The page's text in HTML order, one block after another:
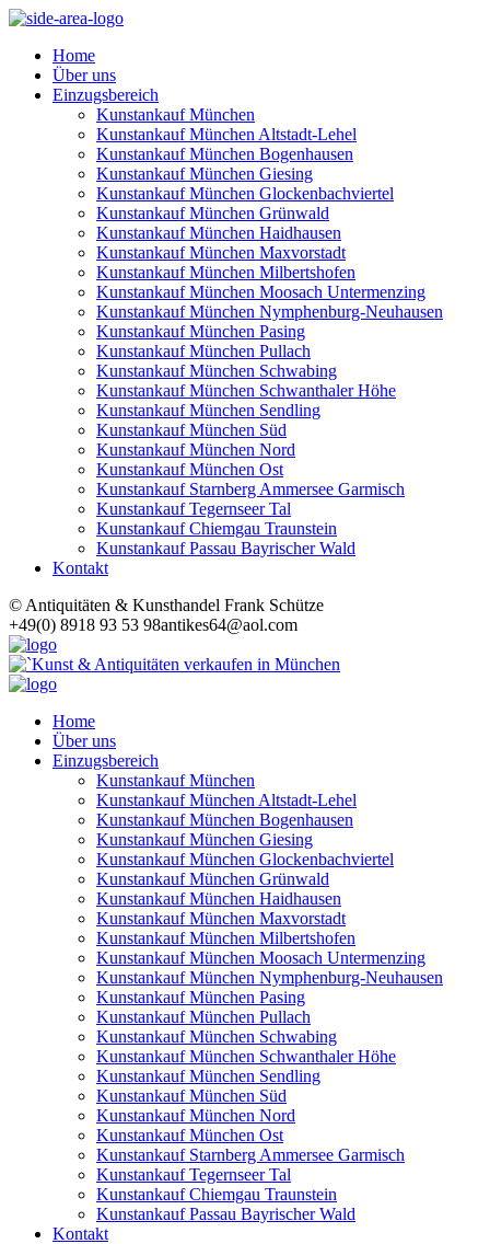
Home
Über uns
Einzugsbereich
Kunstankauf München
Kunstankauf München Altstadt-Lehel
Kunstankauf München Bogenhausen
Kunstankauf München Giesing
Kunstankauf München Glockenbachviertel
Kunstankauf München Grünwald
Kunstankauf München Haidhausen
Kunstankauf München Maxvorstadt
Kunstankauf München Milbertshofen
Kunstankauf München Moosach Untermenzing
Kunstankauf München Nymphenburg-Neuhausen
Kunstankauf München Pasing
Kunstankauf München Pullach
Kunstankauf München Schwabing
Kunstankauf München Schwanthaler Höhe
Kunstankauf München Sendling
Kunstankauf München Süd
Kunstankauf München Nord
Kunstankauf München Ost
Kunstankauf Starnberg Ammersee Garmisch
Kunstankauf Tegernseer Tal
Kunstankauf Chiemgau Traunstein
Kunstankauf Passau Bayrischer Wald
Kontakt
© Antiquitäten & Kunsthandel Frank Schütze
+49(0) 8918 93 53 98antikes64@aol.com
Home
Über uns
Einzugsbereich
Kunstankauf München
Kunstankauf München Altstadt-Lehel
Kunstankauf München Bogenhausen
Kunstankauf München Giesing
Kunstankauf München Glockenbachviertel
Kunstankauf München Grünwald
Kunstankauf München Haidhausen
Kunstankauf München Maxvorstadt
Kunstankauf München Milbertshofen
Kunstankauf München Moosach Untermenzing
Kunstankauf München Nymphenburg-Neuhausen
Kunstankauf München Pasing
Kunstankauf München Pullach
Kunstankauf München Schwabing
Kunstankauf München Schwanthaler Höhe
Kunstankauf München Sendling
Kunstankauf München Süd
Kunstankauf München Nord
Kunstankauf München Ost
Kunstankauf Starnberg Ammersee Garmisch
Kunstankauf Tegernseer Tal
Kunstankauf Chiemgau Traunstein
Kunstankauf Passau Bayrischer Wald
Kontakt